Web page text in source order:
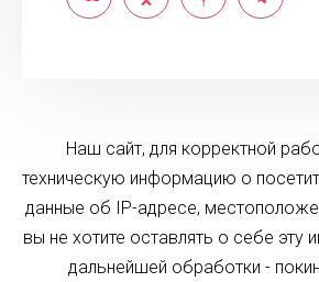
Наш сайт, для корректной
техническую информацию о
данные об IP-адресе,
вы не хотите оставлять о себе эту
дальнейшей обработки -